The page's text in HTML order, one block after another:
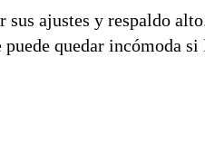
sus ajustes y respaldo
quedar incómoda si